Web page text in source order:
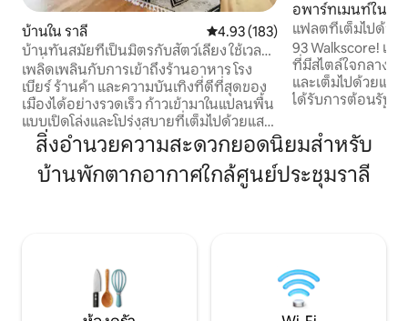
บ้านใน ราลี คะแนนเฉลี่ย 4.93 จาก 5, 183 รีวิว
4.93 (183)
บ้านทันสมัยที่เป็นมิตรกับสัตว์เลี้ยง ใช้เวลา
ไม่กี่นาทีถึงตัวเมือง
เพลิดเพลินกับการเข้าถึงร้านอาหาร โรง
เบียร์ ร้านค้า และความบันเทิงที่ดีที่สุดของ
เมืองได้อย่างรวดเร็ว ก้าวเข้ามาในแปลนพื้น
แบบเปิดโล่งและโปร่งสบายที่เต็มไปด้วยแสง
ธรรมชาติ ห้องครัวที่มีอุปกรณ์ครบครัน
ทำให้การทำอาหารเป็นเรื่องสนุก ไม่ว่าจะ
เป็นการเตรียมอาหารมื้อใหญ่หรือ
เพลิดเพลินกับอาหารเช้าแบบสบาย ๆ ห้อง
เลี้ยงของคุณวิ่งเล่น ต้องมีอายุตั้งแต่ 25 ปี
ขึ้นไปจึงจะจองได้ ยินดีต้อนรับสัตว์เลี้ยงโดย
มีค่าธรรมเนียม
อพาร์ทเมนท์ใน รา
แฟลตที่เต็มไปด้วย
ราลี
93 Walkscore! เ
ที่มีสไตล์ใจกลางเ
และเต็มไปด้วยแส
ได้รับการต้อนรับจ
รูปแบบระเบียงด้
เส้นขอบฟ้าใจกลา
ประสบการณ์ที่ไม่เ
ผ้าปูที่นอนนุ่มสุดๆ
Raleigh Wine
ช่วงตึก
สิ่งอำนวยความสะดวกยอดนิยมสำหรับ
บ้านพักตากอากาศใกล้ศูนย์ประชุมราลี